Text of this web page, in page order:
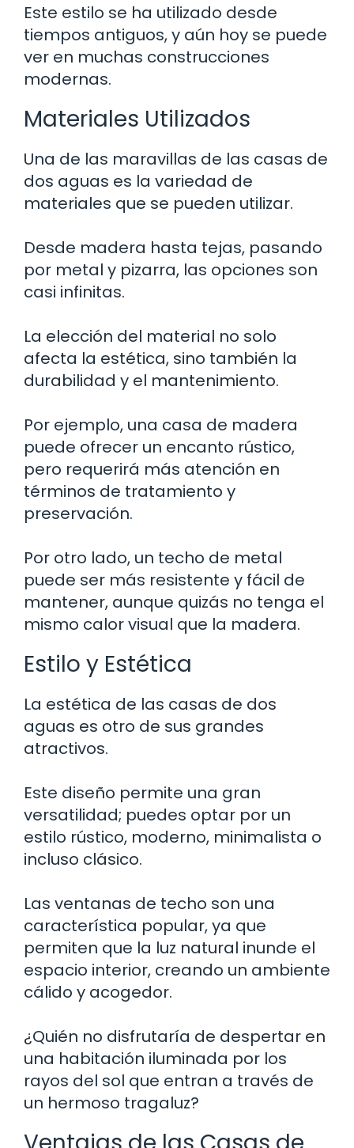
Este estilo se ha utilizado desde
tiempos antiguos, y aún hoy se puede
ver en muchas construcciones
modernas.
Materiales Utilizados
Una de las maravillas de las casas de
dos aguas es la variedad de
materiales que se pueden utilizar.
Desde madera hasta tejas, pasando
por metal y pizarra, las opciones son
casi infinitas.
La elección del material no solo
afecta la estética, sino también la
durabilidad y el mantenimiento.
Por ejemplo, una casa de madera
puede ofrecer un encanto rústico,
pero requerirá más atención en
términos de tratamiento y
preservación.
Por otro lado, un techo de metal
puede ser más resistente y fácil de
mantener, aunque quizás no tenga el
mismo calor visual que la madera.
Estilo y Estética
La estética de las casas de dos
aguas es otro de sus grandes
atractivos.
Este diseño permite una gran
versatilidad; puedes optar por un
estilo rústico, moderno, minimalista o
incluso clásico.
Las ventanas de techo son una
característica popular, ya que
permiten que la luz natural inunde el
espacio interior, creando un ambiente
cálido y acogedor.
¿Quién no disfrutaría de despertar en
una habitación iluminada por los
rayos del sol que entran a través de
un hermoso tragaluz?